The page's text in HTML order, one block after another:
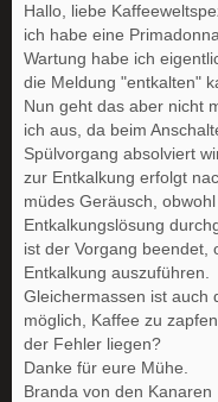
Hallo, liebe
ich habe eine
Wartung habe ich
die Meldung "entkalten"
Nun geht das aber nicht
ich aus, da beim
Spülvorgang absolviert
zur Entkalkung erfolgt
müdes Geräusch,
Entkalkungslösung
ist der Vorgang beendet,
Entkalkung auszuführen.
Gleichermassen ist auch
möglich, Kaffee zu
der Fehler liegen?
Danke für eure Mühe.
Branda von den Kanaren